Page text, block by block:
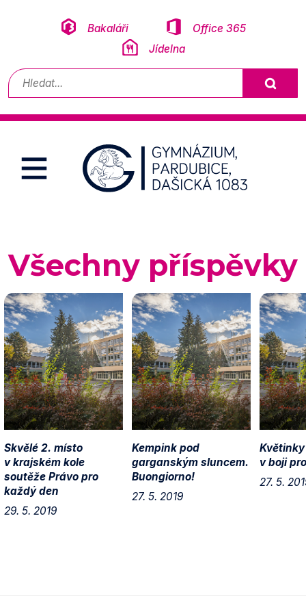
Bakaláři
Office 365
Jídelna
Vyhledávání
Všechny příspěvky
Skvělé 2. místo
v krajském kole
soutěže Právo pro
každý den
29. 5. 2019
Kempink pod
garganským sluncem.
Buongiorno!
27. 5. 2019
v boji
27. 5.